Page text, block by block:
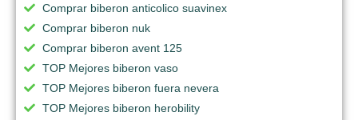
Comprar biberon anticolico suavinex
Comprar biberon nuk
Comprar biberon avent 125
TOP Mejores biberon vaso
TOP Mejores biberon fuera nevera
TOP Mejores biberon herobility